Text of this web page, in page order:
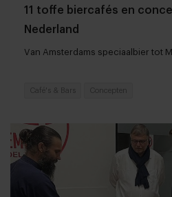
11 toffe biercafés en
Nederland
Van Amsterdams speciaalbier tot
Café's & Bars Concepten